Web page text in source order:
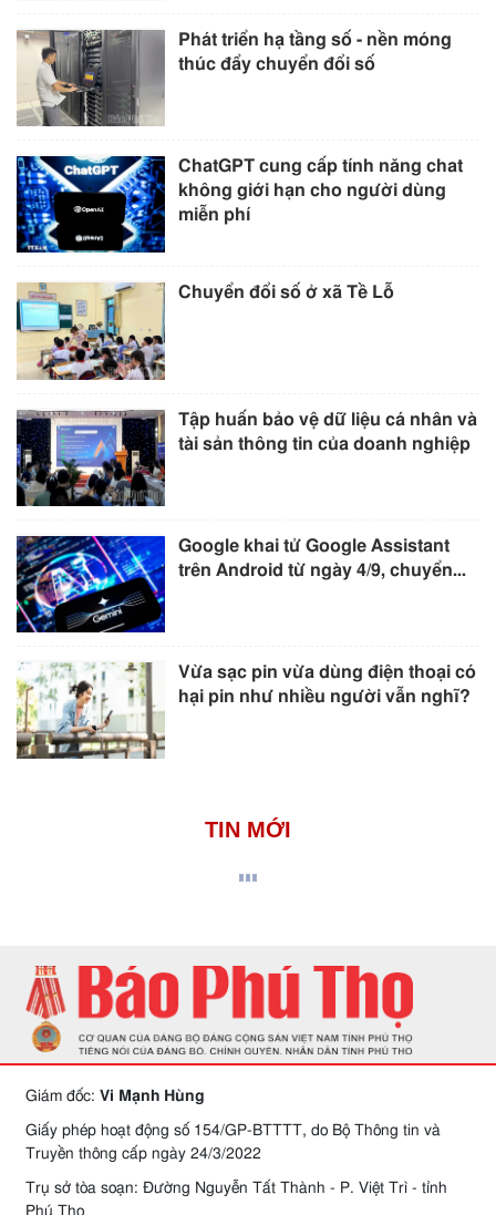
Phát triển hạ tầng số - nền móng
thúc đẩy chuyển đổi số
ChatGPT cung cấp tính năng chat
không giới hạn cho người dùng
miễn phí
Chuyển đổi số ở xã Tề Lỗ
Tập huấn bảo vệ dữ liệu cá nhân và
tài sản thông tin của doanh nghiệp
Google khai tử Google Assistant
trên Android từ ngày 4/9, chuyển...
Vừa sạc pin vừa dùng điện thoại có
hại pin như nhiều người vẫn nghĩ?
TIN MỚI
Giám đốc: Vi Mạnh Hùng
Giấy phép hoạt động số 154/GP-BTTTT, do Bộ Thông tin và
Truyền thông cấp ngày 24/3/2022
Trụ sở tòa soạn: Đường Nguyễn Tất Thành - P. Việt Trì - tỉnh
Phú Thọ